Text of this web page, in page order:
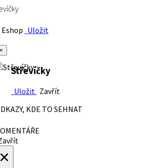
Uložit
Střevíčky
Uložit Zavřít
KDE TO SEHNAT